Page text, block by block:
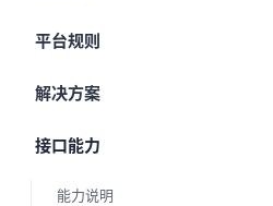
平台规则
解决方案
接口能力
能力说明